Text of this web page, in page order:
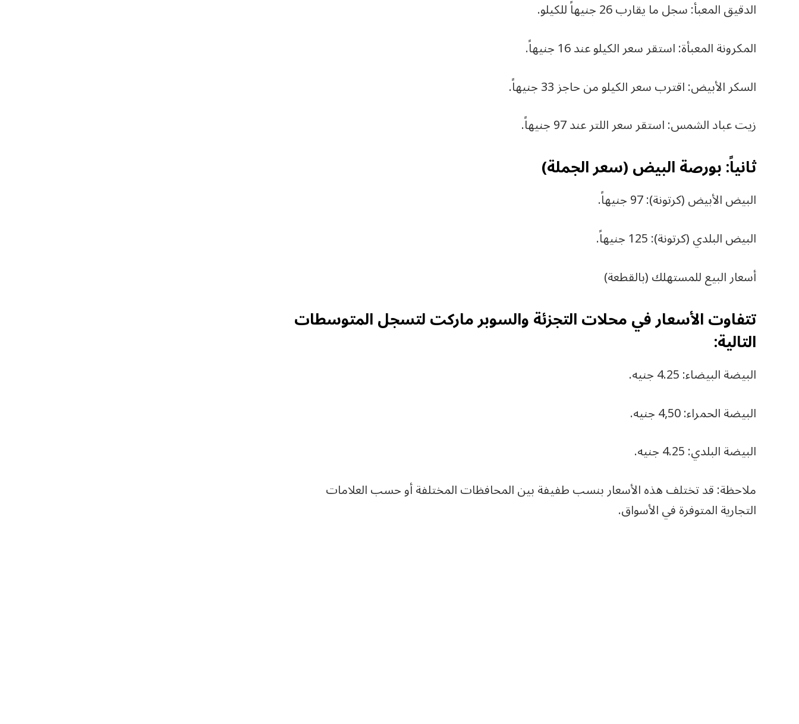
الدقيق المعبأ: سجل ما يقارب 26 جنيهاً للكيلو.
المكرونة المعبأة: استقر سعر الكيلو عند 16 جنيهاً.
السكر الأبيض: اقترب سعر الكيلو من حاجز 33 جنيهاً.
زيت عباد الشمس: استقر سعر اللتر عند 97 جنيهاً.
ثانياً: بورصة البيض (سعر الجملة)
البيض الأبيض (كرتونة): 97 جنيهاً.
البيض البلدي (كرتونة): 125 جنيهاً.
أسعار البيع للمستهلك (بالقطعة)
تتفاوت الأسعار في محلات التجزئة والسوبر ماركت لتسجل المتوسطات
التالية:
البيضة البيضاء: 4.25 جنيه.
البيضة الحمراء: 4,50 جنيه.
البيضة البلدي: 4.25 جنيه.
ملاحظة: قد تختلف هذه الأسعار بنسب طفيفة بين المحافظات المختلفة أو حسب العلامات
التجارية المتوفرة في الأسواق.